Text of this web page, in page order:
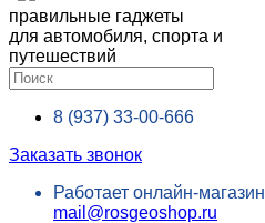
правильные гаджеты
для автомобиля, спорта и
путешествий
8 (937) 33-00-666
Заказать звонок
Работает онлайн-магазин
mail@rosgeoshop.ru